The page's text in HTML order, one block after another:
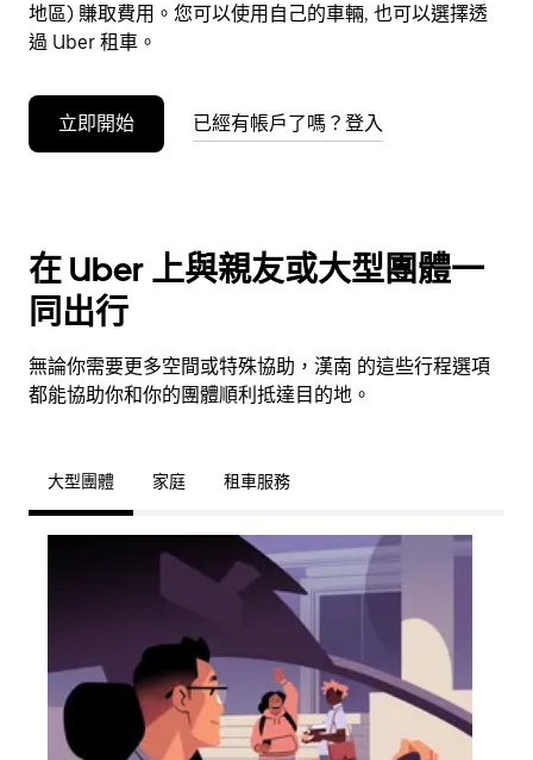
行
事
地區) 賺取費用。您可以使用自己的車輛, 也可以選擇透
過 Uber 租車。
立即開始 已經有帳戶了嗎？登入
在 Uber 上與親友或大型團體一
同出行
無論你需要更多空間或特殊協助，漢南 的這些行程選項
都能協助你和你的團體順利抵達目的地。
大型團體 家庭 租車服務